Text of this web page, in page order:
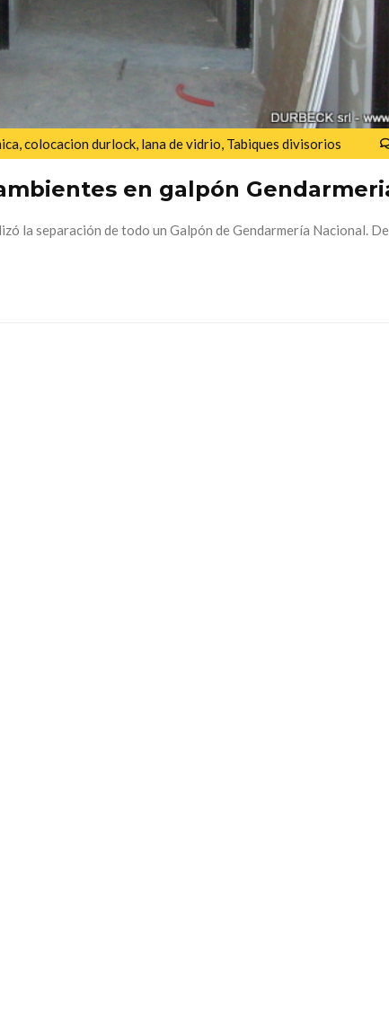
,colocacion durlock, lana de vidrio, Tabiques divisorios
en galpón
la separación de todo un Galpón de Gendarmería Nacional.